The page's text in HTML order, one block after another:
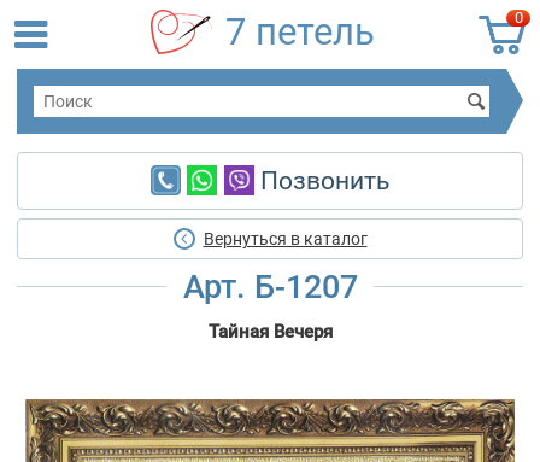
0
7 петель
Позвонить
Вернуться в каталог
Арт. Б-1207
Тайная Вечеря